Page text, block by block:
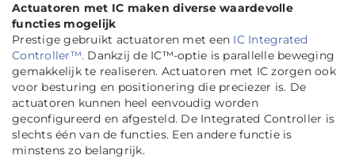
Actuatoren met IC maken diverse waardevolle
functies mogelijk
Prestige gebruikt actuatoren met een IC Integrated
Controller™. Dankzij de IC™-optie is parallelle beweging
gemakkelijk te realiseren. Actuatoren met IC zorgen ook
voor besturing en positionering die preciezer is. De
actuatoren kunnen heel eenvoudig worden
geconfigureerd en afgesteld. De Integrated Controller is
slechts één van de functies. Een andere functie is
minstens zo belangrijk.